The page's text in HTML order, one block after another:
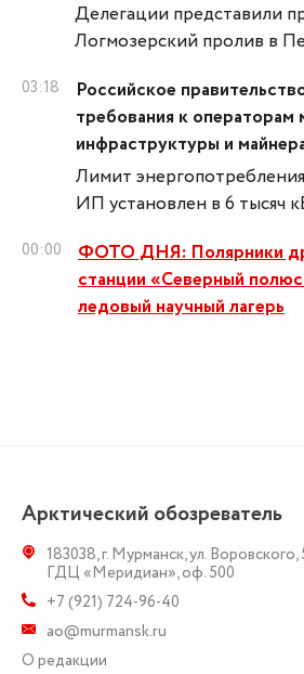
Делегации представили
Логмозерский пролив в
03:18
Российское
требования к операторам
инфраструктуры и
Лимит
ИП установлен в 6 тысяч
00:00
ФОТО ДНЯ: Полярники
станции «Северный
ледовый научный лагерь
Арктический обозреватель
183038,г. Мурманск,ул. Воровского,
ГДЦ «Меридиан», оф. 500
+7 (921) 724-96-40
ao@murmansk.ru
О редакции